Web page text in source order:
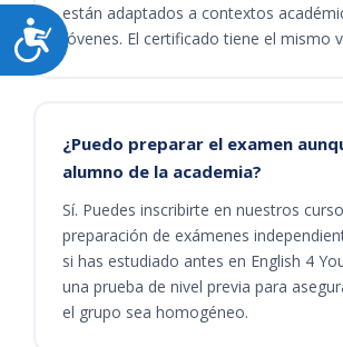
Accesibilidad
están adaptados a contextos
jóvenes. El certificado tiene el mismo
¿Puedo preparar el examen
alumno de la academia?
Sí. Puedes inscribirte en nuestros
preparación de exámenes
si has estudiado antes en English 4
una prueba de nivel previa para
el grupo sea homogéneo.